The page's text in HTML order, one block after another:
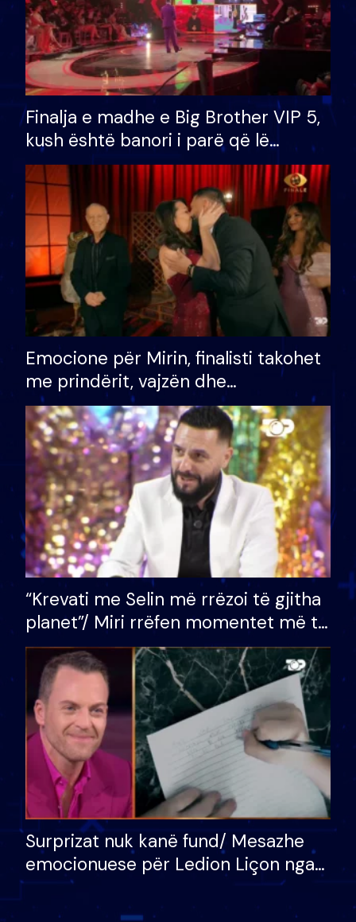
Finalja e madhe e Big Brother VIP 5,
kush është banori i parë që lë
shtëpinë dhe humb mundësinë për
të fituar çmimin e madh
Emocione për Mirin, finalisti takohet
me prindërit, vajzën dhe
bashkëshorten: S’kemi ndonjë letër
divorci apo jo?
“Krevati me Selin më rrëzoi të gjitha
planet”/ Miri rrëfen momentet më të
bukura në shtëpinë e BB VIP: Do më
mungojë zilja e mëngjesit kur…
Surprizat nuk kanë fund/ Mesazhe
emocionuese për Ledion Liçon nga
nëna dhe fëmijët e tij, moderatori
nuk i mban dot lotët: Nuk meritoj…